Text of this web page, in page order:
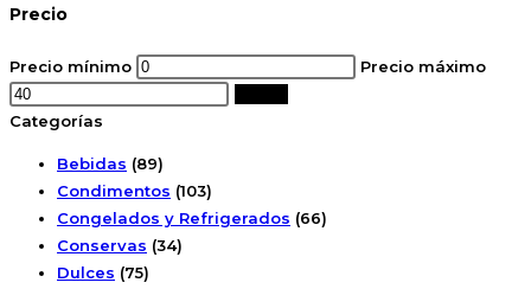
Precio
Precio mínimo Precio máximo
Categorías
Bebidas (89)
Condimentos (103)
Congelados y Refrigerados (66)
Conservas (34)
Dulces (75)